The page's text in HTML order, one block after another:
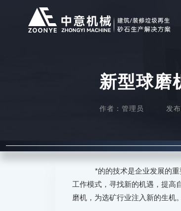
新型球磨
作者：管理员 发
*的的技术是企业发展的重
工作模式，寻找新的机遇，提高
磨机，为选矿行业注入新的生机。